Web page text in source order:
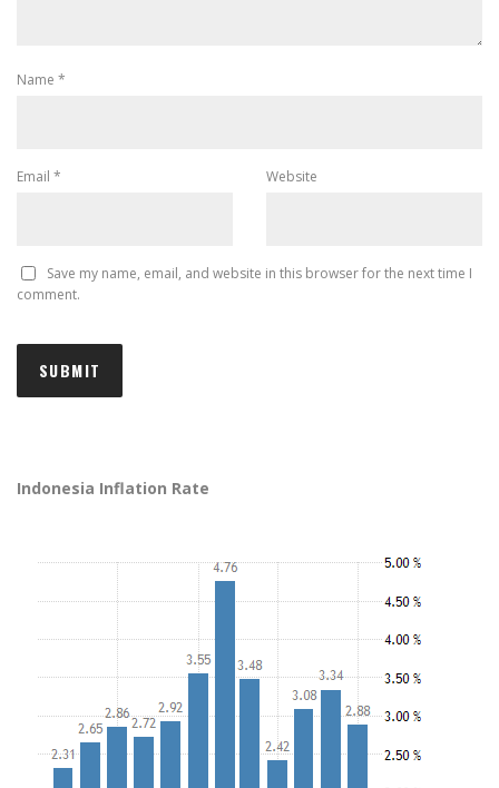
Name *
Email * Website
Save my name, email, and website in this browser for the next time I
comment.
Indonesia Inflation Rate